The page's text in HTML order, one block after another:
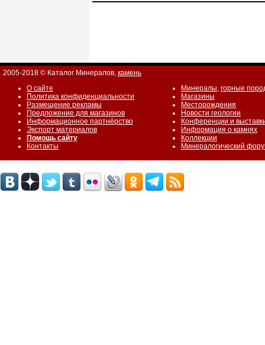
2005-2018 © Каталог Минералов, камень
О сайте
Политика конфиденциальности
Размещение рекламы
Предложение для магазинов
Информационное партнёрство
Экспорт материалов
Помощь сайту
Контакты
Минералы, горные
Магазины
Месторождения
Новости геологии
Конференции и
Информация о камнях
Коллекции
Минералогический